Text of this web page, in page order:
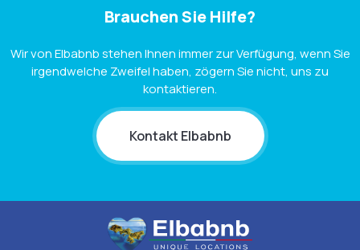
Brauchen Sie Hilfe?
Wir von Elbabnb stehen Ihnen immer zur Verfügung, wenn Sie
irgendwelche Zweifel haben, zögern Sie nicht, uns zu
kontaktieren.
Kontakt Elbabnb